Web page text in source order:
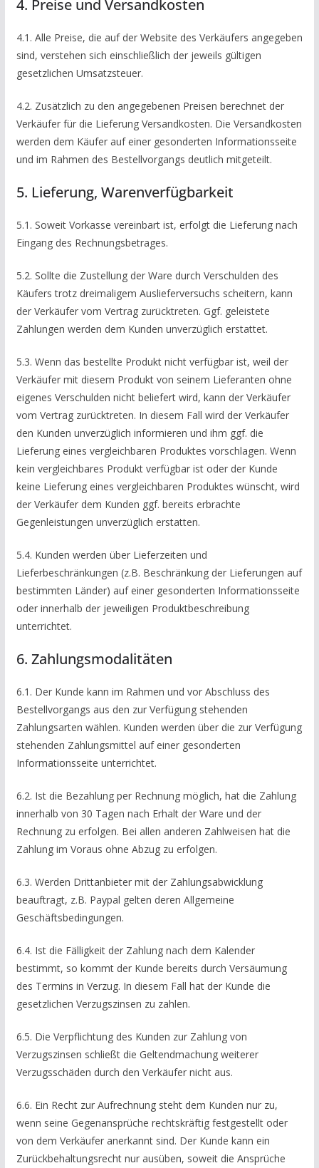
4. Preise und Versandkosten
4.1. Alle Preise, die auf der Website des Verkäufers angegeben
sind, verstehen sich einschließlich der jeweils gültigen
gesetzlichen Umsatzsteuer.
4.2. Zusätzlich zu den angegebenen Preisen berechnet der
Verkäufer für die Lieferung Versandkosten. Die Versandkosten
werden dem Käufer auf einer gesonderten Informationsseite
und im Rahmen des Bestellvorgangs deutlich mitgeteilt.
5. Lieferung, Warenverfügbarkeit
5.1. Soweit Vorkasse vereinbart ist, erfolgt die Lieferung nach
Eingang des Rechnungsbetrages.
5.2. Sollte die Zustellung der Ware durch Verschulden des
Käufers trotz dreimaligem Auslieferversuchs scheitern, kann
der Verkäufer vom Vertrag zurücktreten. Ggf. geleistete
Zahlungen werden dem Kunden unverzüglich erstattet.
5.3. Wenn das bestellte Produkt nicht verfügbar ist, weil der
Verkäufer mit diesem Produkt von seinem Lieferanten ohne
eigenes Verschulden nicht beliefert wird, kann der Verkäufer
vom Vertrag zurücktreten. In diesem Fall wird der Verkäufer
den Kunden unverzüglich informieren und ihm ggf. die
Lieferung eines vergleichbaren Produktes vorschlagen. Wenn
kein vergleichbares Produkt verfügbar ist oder der Kunde
keine Lieferung eines vergleichbaren Produktes wünscht, wird
der Verkäufer dem Kunden ggf. bereits erbrachte
Gegenleistungen unverzüglich erstatten.
5.4. Kunden werden über Lieferzeiten und
Lieferbeschränkungen (z.B. Beschränkung der Lieferungen auf
bestimmten Länder) auf einer gesonderten Informationsseite
oder innerhalb der jeweiligen Produktbeschreibung
unterrichtet.
6. Zahlungsmodalitäten
6.1. Der Kunde kann im Rahmen und vor Abschluss des
Bestellvorgangs aus den zur Verfügung stehenden
Zahlungsarten wählen. Kunden werden über die zur Verfügung
stehenden Zahlungsmittel auf einer gesonderten
Informationsseite unterrichtet.
6.2. Ist die Bezahlung per Rechnung möglich, hat die Zahlung
innerhalb von 30 Tagen nach Erhalt der Ware und der
Rechnung zu erfolgen. Bei allen anderen Zahlweisen hat die
Zahlung im Voraus ohne Abzug zu erfolgen.
6.3. Werden Drittanbieter mit der Zahlungsabwicklung
beauftragt, z.B. Paypal gelten deren Allgemeine
Geschäftsbedingungen.
6.4. Ist die Fälligkeit der Zahlung nach dem Kalender
bestimmt, so kommt der Kunde bereits durch Versäumung
des Termins in Verzug. In diesem Fall hat der Kunde die
gesetzlichen Verzugszinsen zu zahlen.
6.5. Die Verpflichtung des Kunden zur Zahlung von
Verzugszinsen schließt die Geltendmachung weiterer
Verzugsschäden durch den Verkäufer nicht aus.
6.6. Ein Recht zur Aufrechnung steht dem Kunden nur zu,
wenn seine Gegenansprüche rechtskräftig festgestellt oder
von dem Verkäufer anerkannt sind. Der Kunde kann ein
Zurückbehaltungsrecht nur ausüben, soweit die Ansprüche